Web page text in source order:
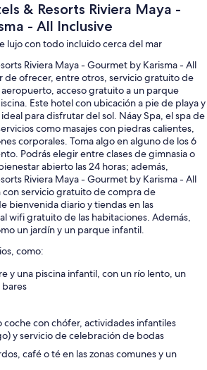
& Resorts Riviera Maya -
- All Inclusive
lujo con todo incluido cerca del mar
Riviera Maya - Gourmet by Karisma - All
de ofrecer, entre otros, servicio gratuito de
acceso gratuito a un parque
Este hotel con ubicación a pie de playa y
para disfrutar del sol. Náay Spa, el spa de
como masajes con piedras calientes,
corporales. Toma algo en alguno de los 6
Podrás elegir entre clases de gimnasia o
abierto las 24 horas; además,
Riviera Maya - Gourmet by Karisma - All
servicio gratuito de compra de
bienvenida diario y tiendas en las
wifi gratuito de las habitaciones. Además,
un jardín y un parque infantil.
como:
y una piscina infantil, con un río lento, un
coche con chófer, actividades infantiles
y servicio de celebración de bodas
café o té en las zonas comunes y un